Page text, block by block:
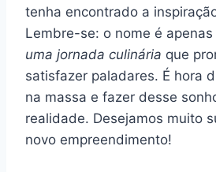
tenha encontrado a
Lembre-se: o nome é apenas
uma jornada culinária que
satisfazer paladares. É hora
na massa e fazer desse
realidade. Desejamos muito
novo empreendimento!